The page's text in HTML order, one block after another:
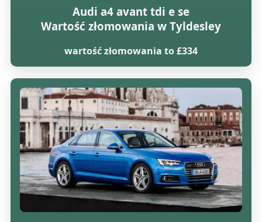
Audi a4 avant tdi e se
Wartość złomowania w Tyldesley
wartość złomowania to £334